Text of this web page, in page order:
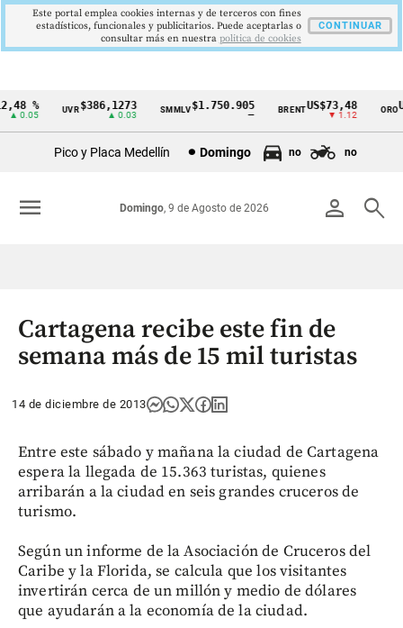
Cintillo
Colombia
%
0.05
UVR$386,1273
▲ 0.03
SMMLV $1.750.905 BRENTUS$73,48
▼ 1.12
ORO
Pico y Placa Medellín Domingo no no
person search
Domingo, 9 de Agosto de 2026
menu
Cartagena recibe este fin de
semana más de 15 mil turistas
14 de diciembre de 2013
Entre este sábado y mañana la ciudad de Cartagena
espera la llegada de 15.363 turistas, quienes
arribarán a la ciudad en seis grandes cruceros de
turismo.
Según un informe de la Asociación de Cruceros del
Caribe y la Florida, se calcula que los visitantes
invertirán cerca de un millón y medio de dólares
que ayudarán a la economía de la ciudad.
Este portal emplea cookies internas y de terceros con fines
estadísticos, funcionales y publicitarios. Puede aceptarlas o
consultar más en nuestra politica de cookies
CONTINUAR